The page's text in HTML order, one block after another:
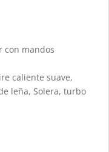
con mandos
caliente suave,
leña, Solera, turbo